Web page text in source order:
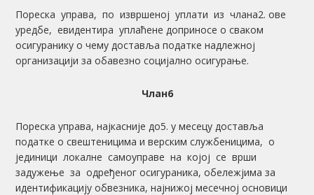
Пореска управа, по извршеној уплати из члана2. ове
уредбе, евидентира уплаћене доприносе о сваком
осигуранику о чему доставља податке надлежној
организацији за обавезно социјално осигурање.
Члан6
Пореска управа, најкасније до5. у месецу доставља
податке о свештеницима и верским службеницима, о
јединици локалне самоуправе на којој се врши
задужење за одређеног осигураника, обележјима за
идентификацију обвезника, најнижој месечној основици